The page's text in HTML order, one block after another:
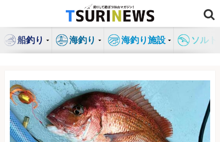
ン
船釣り 海釣り 海釣り施設 ソル